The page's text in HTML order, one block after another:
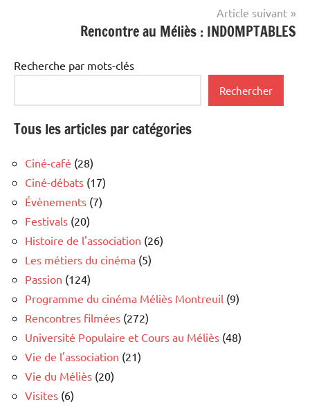
Article suivant
Rencontre au Méliès : INDOMPTABLES
Recherche par mots-clés
Rechercher
Tous les articles par catégories
Ciné-café (28)
Ciné-débats (17)
Évènements (7)
Festivals (20)
Histoire de l'association (26)
Les métiers du cinéma (5)
Passion (124)
Programme du cinéma Méliès Montreuil (9)
Rencontres filmées (272)
Université Populaire et Cours au Méliès (48)
Vie de l'association (21)
Vie du Méliès (20)
Visites (6)